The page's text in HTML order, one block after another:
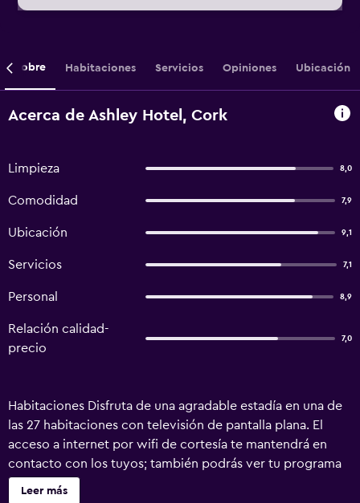
Sobre Habitaciones Servicios Opiniones Ubicación
Acerca de Ashley Hotel, Cork
Limpieza 8,0
Comodidad 7,9
Ubicación 9,1
Servicios 7,1
Personal 8,9
Relación calidad-
precio
7,0
Habitaciones Disfruta de una agradable estadía en una de
las 27 habitaciones con televisión de pantalla plana. El
acceso a internet por wifi de cortesía te mantendrá en
contacto con los tuyos; también podrás ver tu programa
favorito en la televisión con canales por cable. El cuarto
Leer más